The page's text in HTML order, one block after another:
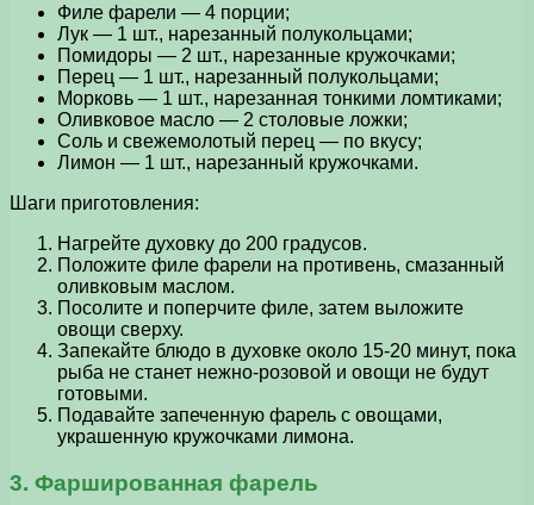
Филе фарели — 4 порции;
Лук — 1 шт., нарезанный полукольцами;
Помидоры — 2 шт., нарезанные кружочками;
Перец — 1 шт., нарезанный полукольцами;
Морковь — 1 шт., нарезанная тонкими ломтиками;
Оливковое масло — 2 столовые ложки;
Соль и свежемолотый перец — по вкусу;
Лимон — 1 шт., нарезанный кружочками.
Шаги приготовления:
Нагрейте духовку до 200 градусов.
Положите филе фарели на противень, смазанный
оливковым маслом.
Посолите и поперчите филе, затем выложите
овощи сверху.
Запекайте блюдо в духовке около 15-20 минут, пока
рыба не станет нежно-розовой и овощи не будут
готовыми.
Подавайте запеченную фарель с овощами,
украшенную кружочками лимона.
3. Фаршированная фарель